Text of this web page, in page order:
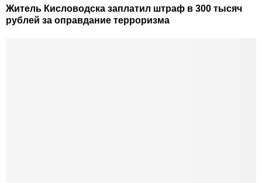
Житель Кисловодска заплатил штраф в 300 тысяч
рублей за оправдание терроризма